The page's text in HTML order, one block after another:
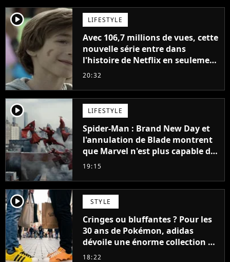
player2 LIFESTYLE
Avec 106,7 millions de vues, cette
nouvelle série entre dans
l'histoire de Netflix en seulement
48 jours
20:32
player2 LIFESTYLE
Spider-Man : Brand New Day et
l'annulation de Blade montrent
que Marvel n'est plus capable de
faire quoi que ce soit de simple
19:15
player2 STYLE
Cringes ou bluffantes ? Pour les
30 ans de Pokémon, adidas
dévoile une énorme collection de
sneakers et je ne sais pas quoi en
18:22